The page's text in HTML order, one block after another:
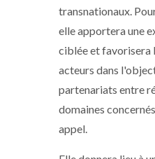
transnationaux.
elle apportera une
ciblée et favorisera
acteurs dans
partenariats entre
domaines
appel.